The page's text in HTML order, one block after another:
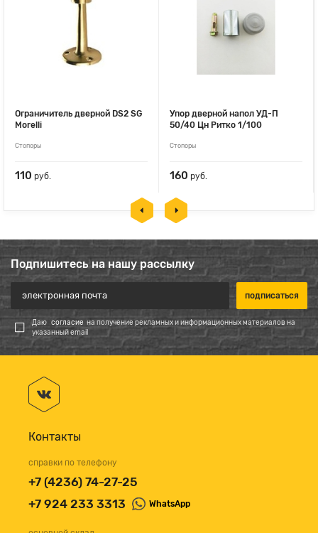
Ограничитель дверной DS2 SG
Morelli
Стопоры
110 руб.
Упор дверной напол УД-П
50/40 Цн Ритко 1/100
Стопоры
160 руб.
Подпишитесь на нашу рассылку
Даю согласие на получение рекламных и информационных материалов на
указанный email
Контакты
справки по телефону
+7 (4236) 74-27-25
+7 924 233 3313
WhatsApp